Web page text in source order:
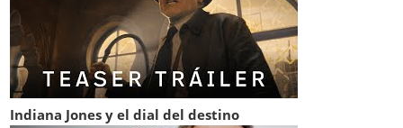
Indiana Jones y el dial del destino